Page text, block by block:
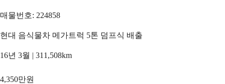
매물번호: 224858
현대 음식물차 메가트럭 5톤 덤프식 배출
16년 3월 | 311,508km
4,350만원